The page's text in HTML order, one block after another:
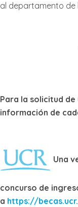
al departamento de
Para la solicitud
información de
Una
concurso de
a https://